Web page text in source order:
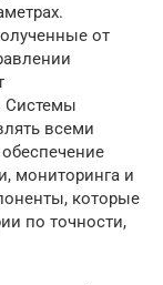
от
Системы
всеми
мониторинга и
которые
по точности,